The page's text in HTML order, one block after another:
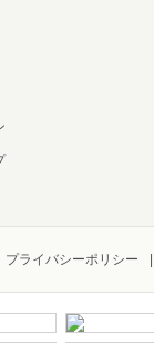
プライバシーポリシー